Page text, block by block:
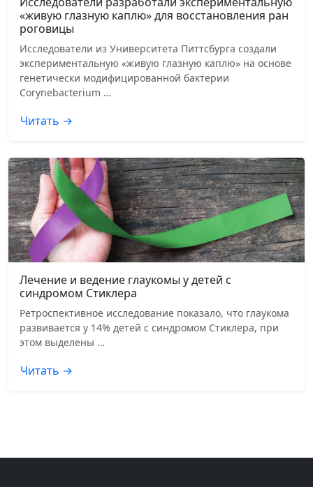
«живую глазную каплю» для восстановления ран
роговицы
Исследователи из Университета Питтсбурга создали
экспериментальную «живую глазную каплю» на основе
генетически модифицированной бактерии
Corynebacterium …
Читать →
Лечение и ведение глаукомы у детей с
синдромом Стиклера
Ретроспективное исследование показало, что глаукома
развивается у 14% детей с синдромом Стиклера, при
этом выделены …
Читать →